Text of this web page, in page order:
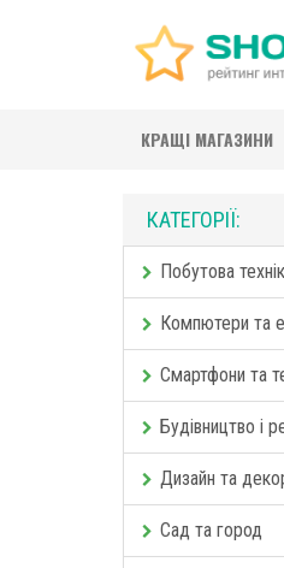
КРАЩІ МАГАЗИНИ
КАТЕГОРІЇ:
Побутова
Компютери та
Смартфони та
Будівництво і
Дизайн та
Сад та город